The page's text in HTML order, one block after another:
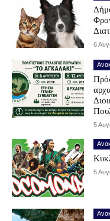
6
5
5